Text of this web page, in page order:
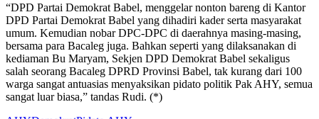
“DPD Partai Demokrat Babel, menggelar nonton bareng di Kantor
DPD Partai Demokrat Babel yang dihadiri kader serta masyarakat
umum. Kemudian nobar DPC-DPC di daerahnya masing-masing,
bersama para Bacaleg juga. Bahkan seperti yang dilaksanakan di
kediaman Bu Maryam, Sekjen DPD Demokrat Babel sekaligus
salah seorang Bacaleg DPRD Provinsi Babel, tak kurang dari 100
warga sangat antuasias menyaksikan pidato politik Pak AHY, semua
sangat luar biasa,” tandas Rudi. (*)